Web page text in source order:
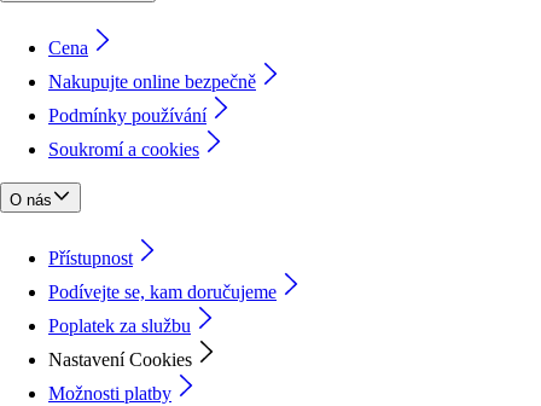
Cena
Nakupujte online bezpečně
Podmínky používání
Soukromí a cookies
O nás
Přístupnost
Podívejte se, kam doručujeme
Poplatek za službu
Nastavení Cookies
Možnosti platby